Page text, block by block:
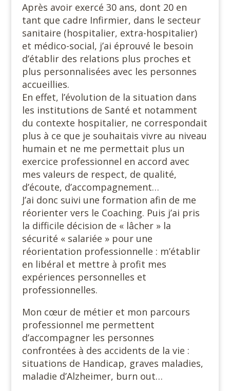
Après avoir exercé 30 ans, dont 20 en
tant que cadre Infirmier, dans le secteur
sanitaire (hospitalier, extra-hospitalier)
et médico-social, j’ai éprouvé le besoin
d’établir des relations plus proches et
plus personnalisées avec les personnes
accueillies.
En effet, l’évolution de la situation dans
les institutions de Santé et notamment
du contexte hospitalier, ne correspondait
plus à ce que je souhaitais vivre au niveau
humain et ne me permettait plus un
exercice professionnel en accord avec
mes valeurs de respect, de qualité,
d’écoute, d’accompagnement…
J’ai donc suivi une formation afin de me
réorienter vers le Coaching. Puis j’ai pris
la difficile décision de « lâcher » la
sécurité « salariée » pour une
réorientation professionnelle : m’établir
en libéral et mettre à profit mes
expériences personnelles et
professionnelles.
Mon cœur de métier et mon parcours
professionnel me permettent
d’accompagner les personnes
confrontées à des accidents de la vie :
situations de Handicap, graves maladies,
maladie d’Alzheimer, burn out…